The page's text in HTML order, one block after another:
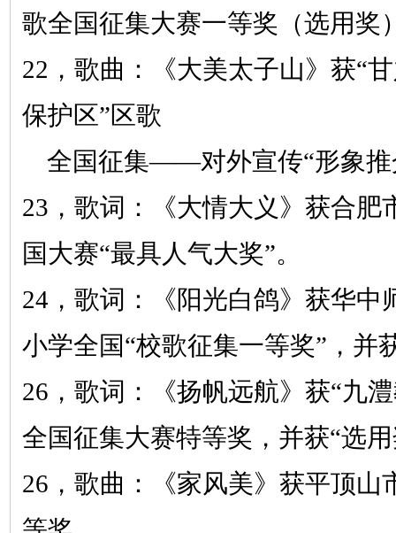
歌全国征集大赛一等奖（选用奖
22， 歌曲：《大美太子山》 获“
保护区”区歌
全国征集——对外宣传“形象推
23， 歌词：《大情大义》 获合肥
国大赛“最具人气大奖”。
24， 歌词：《阳光白鸽》 获华中
小学全国“校歌征集一等奖”，并
26， 歌词：《扬帆远航》 获“九
全国征集大赛特等奖，并获“选
26， 歌曲：《家风美》 获平顶山